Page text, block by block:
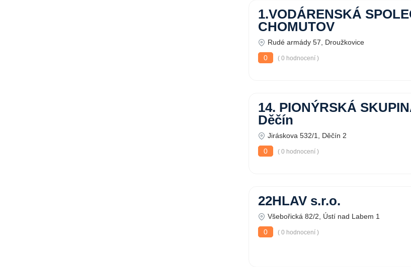
1.VODÁRENSKÁ
CHOMUTOV
Rudé armády 57, Droužkovice
0
( 0 hodnocení )
14. PIONÝRSKÁ
Děčín
Jiráskova 532/1, Děčín 2
0
( 0 hodnocení )
22HLAV s.r.o.
Všebořická 82/2, Ústí nad Labem 1
0
( 0 hodnocení )